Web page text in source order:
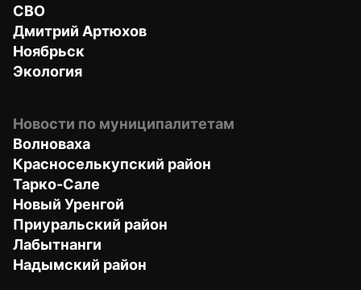
СВО
Дмитрий Артюхов
Ноябрьск
Экология
Новости по муниципалитетам
Волноваха
Красноселькупский район
Тарко-Сале
Новый Уренгой
Приуральский район
Лабытнанги
Надымский район